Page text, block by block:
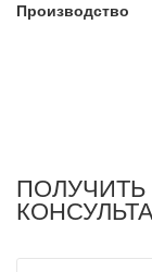
Производство